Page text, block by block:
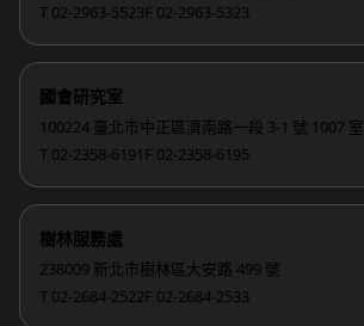
T 02-2963-5523F 02-2963-5323
國會研究室
100224 臺北市中正區濟南路一段 3-1 號 1007 室
T 02-2358-6191 F 02-2358-6195
樹林服務處
238009 新北市樹林區大安路 499 號
T 02-2684-2522F 02-2684-2533